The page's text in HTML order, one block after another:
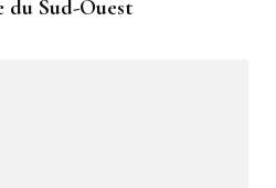
du Sud-Ouest